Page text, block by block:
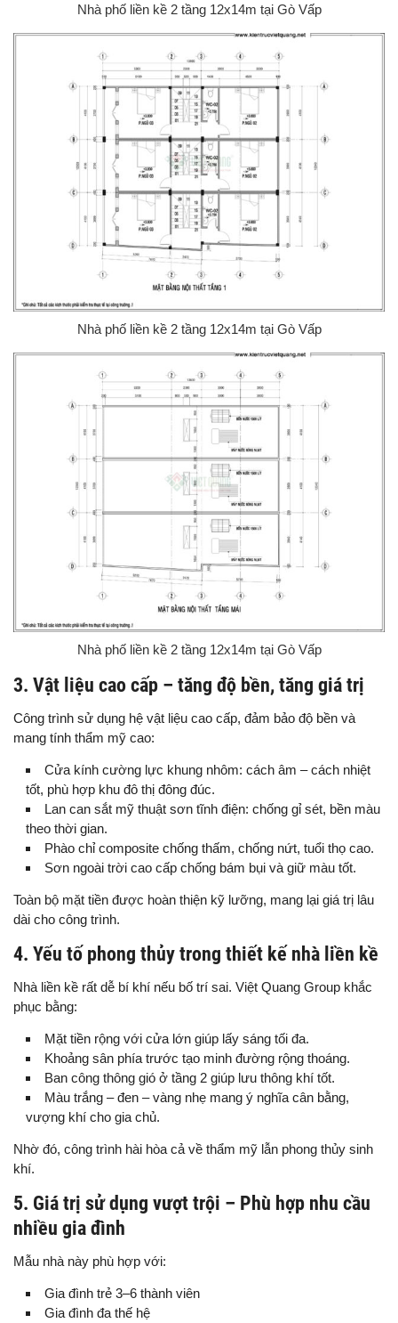
Nhà phố liền kề 2 tầng 12x14m tại Gò Vấp
Nhà phố liền kề 2 tầng 12x14m tại Gò Vấp
Nhà phố liền kề 2 tầng 12x14m tại Gò Vấp
3. Vật liệu cao cấp – tăng độ bền, tăng giá trị
Công trình sử dụng hệ vật liệu cao cấp, đảm bảo độ bền và
mang tính thẩm mỹ cao:
Cửa kính cường lực khung nhôm: cách âm – cách nhiệt
tốt, phù hợp khu đô thị đông đúc.
Lan can sắt mỹ thuật sơn tĩnh điện: chống gỉ sét, bền màu
theo thời gian.
Phào chỉ composite chống thấm, chống nứt, tuổi thọ cao.
Sơn ngoài trời cao cấp chống bám bụi và giữ màu tốt.
Toàn bộ mặt tiền được hoàn thiện kỹ lưỡng, mang lại giá trị lâu
dài cho công trình.
4. Yếu tố phong thủy trong thiết kế nhà liền kề
Nhà liền kề rất dễ bí khí nếu bố trí sai. Việt Quang Group khắc
phục bằng:
Mặt tiền rộng với cửa lớn giúp lấy sáng tối đa.
Khoảng sân phía trước tạo minh đường rộng thoáng.
Ban công thông gió ở tầng 2 giúp lưu thông khí tốt.
Màu trắng – đen – vàng nhẹ mang ý nghĩa cân bằng,
vượng khí cho gia chủ.
Nhờ đó, công trình hài hòa cả về thẩm mỹ lẫn phong thủy sinh
khí.
5. Giá trị sử dụng vượt trội – Phù hợp nhu cầu
nhiều gia đình
Mẫu nhà này phù hợp với:
Gia đình trẻ 3–6 thành viên
Gia đình đa thế hệ